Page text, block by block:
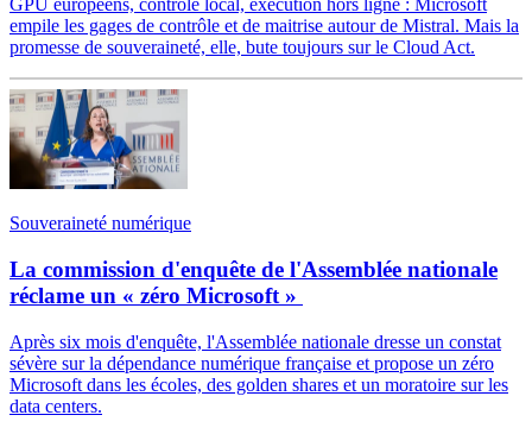
empile les gages de contrôle et de maitrise autour de Mistral. Mais la
promesse de souveraineté, elle, bute toujours sur le Cloud Act.
Souveraineté numérique
La commission d'enquête de l'Assemblée nationale
réclame un « zéro Microsoft »
Après six mois d'enquête, l'Assemblée nationale dresse un constat
sévère sur la dépendance numérique française et propose un zéro
Microsoft dans les écoles, des golden shares et un moratoire sur les
data centers.